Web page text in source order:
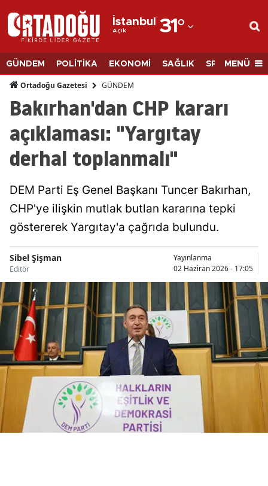
İstanbul
Açık 31°
Adana
Adıyaman
Afyonkarahisar
Ağrı
Amasya
Ankara
Antalya
Artvin
Aydın
Bilecik
Bingöl
Bitlis
Bolu
Burdur
Bursa
Çanakkale
GÜNDEM POLİTİKA EKONOMİ SAĞLIK SPORMENÜ
Ortadoğu Gazetesi GÜNDEM
Bakırhan'dan CHP kararı
açıklaması: "Yargıtay
derhal toplanmalı"
DEM Parti Eş Genel Başkanı Tuncer Bakırhan,
CHP'ye ilişkin mutlak butlan kararına tepki
göstererek Yargıtay'a çağrıda bulundu.
Sibel Şişman
Editör
Yayınlanma
02 Haziran 2026 - 17:05